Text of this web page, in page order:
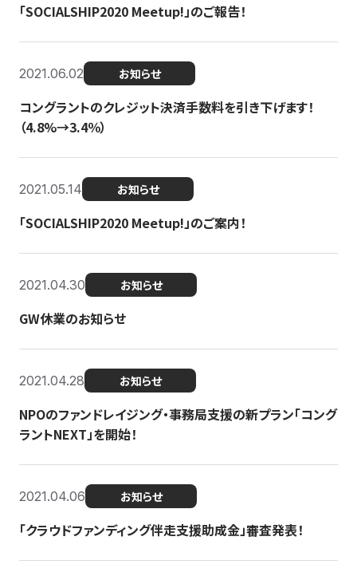
「SOCIALSHIP2020 Meetup!」のご報告！
2021.06.02 お知らせ
コングラントのクレジット決済手数料を引き下げます！
（4.8%→3.4％）
2021.05.14 お知らせ
「SOCIALSHIP2020 Meetup!」のご案内！
2021.04.30 お知らせ
GW休業のお知らせ
2021.04.28 お知らせ
NPOのファンドレイジング・事務局支援の新プラン「コング
ラントNEXT」を開始！
2021.04.06 お知らせ
「クラウドファンディング伴走支援助成金」審査発表！